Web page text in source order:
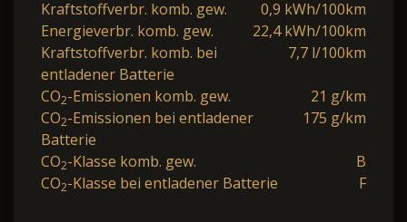
Kraftstoffverbr. komb. gew.
0,9 kWh/100km
Energieverbr. komb. gew.
22,4 kWh/100km
Kraftstoffverbr. komb. bei
entladener Batterie
7,7 l/100km
CO2-Emissionen komb. gew.
21 g/km
CO2-Emissionen bei entladener
Batterie
175 g/km
CO2-Klasse komb. gew.
B
CO2-Klasse bei entladener Batterie F